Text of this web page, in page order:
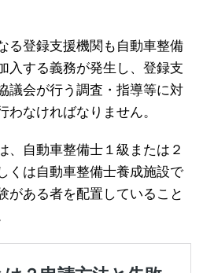
る登録支援機関も自動車整備
入する義務が発生し、登録支
議会が行う調査・指導等に対
わなければなりません。
、自動車整備士１級または２
くは自動車整備士養成施設で
がある者を配置していること